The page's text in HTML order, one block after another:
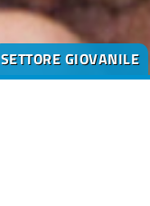
SETTORE GIOVANILE